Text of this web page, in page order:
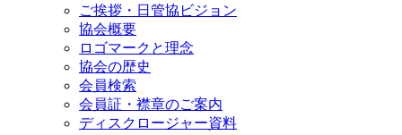
ご挨拶・日管協ビジョン
協会概要
ロゴマークと理念
協会の歴史
会員検索
会員証・襟章のご案内
ディスクロージャー資料